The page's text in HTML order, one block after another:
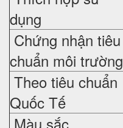
dụng
Chứng nhận tiêu
chuẩn môi trường
Theo tiêu chuẩn
Quốc Tế
Màu sắc